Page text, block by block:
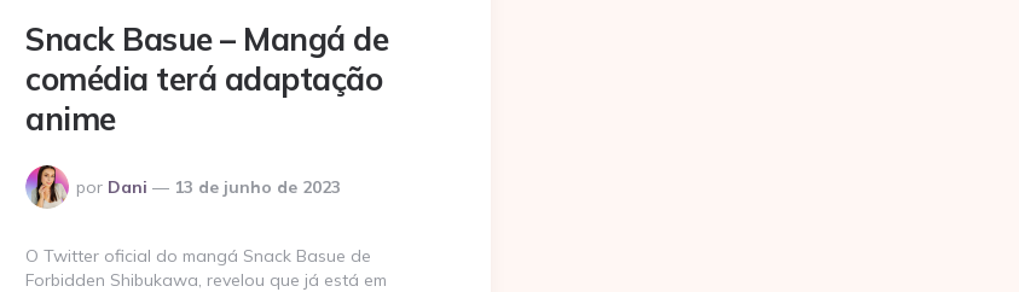
Snack Basue – Mangá de
comédia terá adaptação
anime
Postado
por
por Dani 13 de junho de 2023
O Twitter oficial do mangá Snack Basue de
Forbidden Shibukawa, revelou que já está em